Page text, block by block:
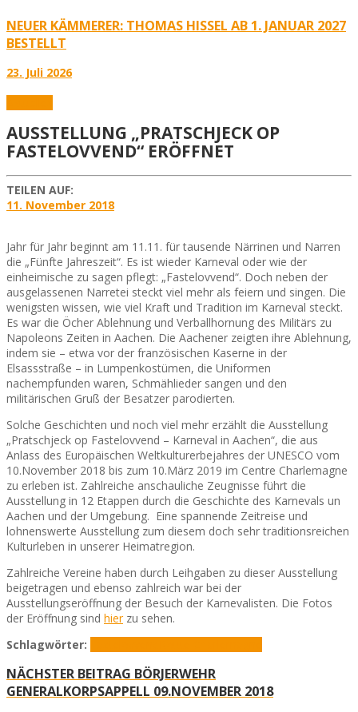
NEUER KÄMMERER: THOMAS HISSEL AB 1. JANUAR 2027
BESTELLT
23. Juli 2026
AUSSTELLUNG „PRATSCHJECK OP
FASTELOVVEND“ ERÖFFNET
TEILEN AUF:
11. November 2018
Jahr für Jahr beginnt am 11.11. für tausende Närrinen und Narren
die „Fünfte Jahreszeit“. Es ist wieder Karneval oder wie der
einheimische zu sagen pflegt: „Fastelovvend“. Doch neben der
ausgelassenen Narretei steckt viel mehr als feiern und singen. Die
wenigsten wissen, wie viel Kraft und Tradition im Karneval steckt.
Es war die Öcher Ablehnung und Verballhornung des Militärs zu
Napoleons Zeiten in Aachen. Die Aachener zeigten ihre Ablehnung,
indem sie – etwa vor der französischen Kaserne in der
Elsassstraße – in Lumpenkostümen, die Uniformen
nachempfunden waren, Schmählieder sangen und den
militärischen Gruß der Besatzer parodierten.
Solche Geschichten und noch viel mehr erzählt die Ausstellung
„Pratschjeck op Fastelovvend – Karneval in Aachen“, die aus
Anlass des Europäischen Weltkulturerbejahres der UNESCO vom
10.November 2018 bis zum 10.März 2019 im Centre Charlemagne
zu erleben ist. Zahlreiche anschauliche Zeugnisse führt die
Ausstellung in 12 Etappen durch die Geschichte des Karnevals un
Aachen und der Umgebung. Eine spannende Zeitreise und
lohnenswerte Ausstellung zum diesem doch sehr traditionsreichen
Kulturleben in unserer Heimatregion.
Zahlreiche Vereine haben durch Leihgaben zu dieser Ausstellung
beigetragen und ebenso zahlreich war bei der
Ausstellungseröffnung der Besuch der Karnevalisten. Die Fotos
der Eröffnung sind hierzu sehen.
Schlagwörter:
NÄCHSTER BEITRAG BÖRJERWEHR
GENERALKORPSAPPELL 09.NOVEMBER 2018